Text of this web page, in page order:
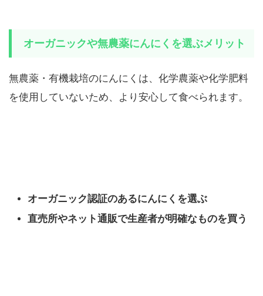
オーガニックや無農薬にんにくを選ぶメリット
無農薬・有機栽培のにんにくは、化学農薬や化学肥料
を使用していないため、より安心して食べられます。
オーガニック認証のあるにんにくを選ぶ
直売所やネット通販で生産者が明確なものを買う